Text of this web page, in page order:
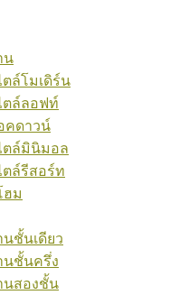
น
ล์โมเดิร์น
ตล์ลอฟท์
คดาวน์
ตล์มินิมอล
ล์รีสอร์ท
ฮม
ชั้นเดียว
นชั้นครึ่ง
นสองชั้น